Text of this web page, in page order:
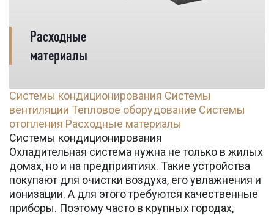
Расходные
материалы
Системы кондиционирования Системы
вентиляции Тепловое оборудование Системы
отопления Расходные материалы
Системы кондиционирования
Охладительная система нужна не только в жилых
домах, но и на предприятиях. Такие устройства
покупают для очистки воздуха, его увлажнения и
ионизации. А для этого требуются качественные
приборы. Поэтому часто в крупных городах,